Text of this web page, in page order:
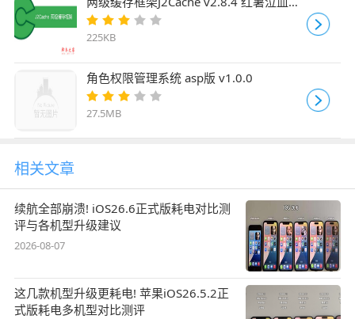
官方版
225KB
角色权限管理系统 asp版 v1.0.0
27.5MB
相关文章
续航全部崩溃! iOS26.6正式版耗电对比测
评与各机型升级建议
2026-08-07
这几款机型升级更耗电! 苹果iOS26.5.2正
式版耗电多机型对比测评